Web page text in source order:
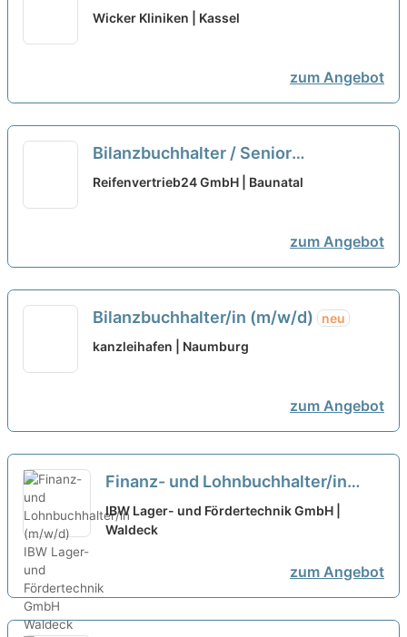
Personalsachbearbeiter
Wicker Kliniken | Kassel
zum Angebot
Bilanzbuchhalter / Senior
Finanzbuchhalter (m/w/d)
Reifenvertrieb24 GmbH | Baunatal
zum Angebot
Bilanzbuchhalter/in (m/w/d)
neu
kanzleihafen | Naumburg
zum Angebot
Finanz- und Lohnbuchhalter/in
(m/w/d) neu
IBW Lager- und Fördertechnik GmbH |
Waldeck
zum Angebot